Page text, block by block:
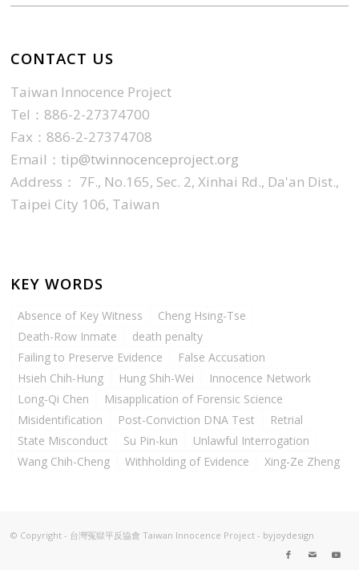
CONTACT US
Taiwan Innocence Project
Tel：886-2-27374700
Fax：886-2-27374708
Email：tip@twinnocenceproject.org
Address： 7F., No.165, Sec. 2, Xinhai Rd., Da'an Dist.,
Taipei City 106, Taiwan
KEY WORDS
Absence of Key Witness
Cheng Hsing-Tse
Death-Row Inmate
death penalty
Failing to Preserve Evidence
False Accusation
Hsieh Chih-Hung
Hung Shih-Wei
Innocence Network
Long-Qi Chen
Misapplication of Forensic Science
Misidentification
Post-Conviction DNA Test
Retrial
State Misconduct
Su Pin-kun
Unlawful Interrogation
Wang Chih-Cheng
Withholding of Evidence Xing-Ze Zheng
© Copyright - 台灣冤獄平反協會 Taiwan Innocence Project - byjoydesign